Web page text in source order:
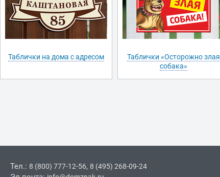
Таблички на дома с адресом
Таблички «Осторожно злая
собака»
Тел.: 8 (800) 777-12-56, 8 (495) 268-09-24